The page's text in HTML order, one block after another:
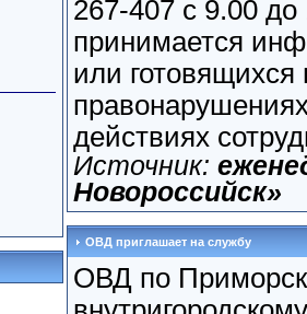
267-407 с 9.00
принимается
или готовящихся
действиях
Источник:
Новороссийск»
ОВД приглашает на службу
ОВД по